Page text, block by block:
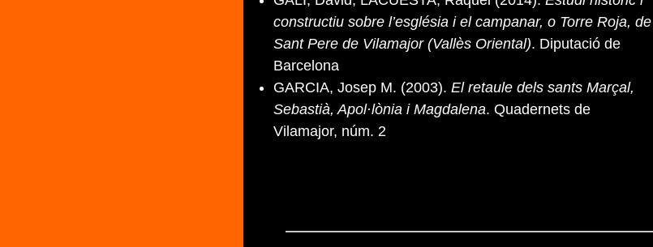
constructiu sobre l’església i el campanar, o Torre Roja, de
Sant Pere de Vilamajor (Vallès Oriental). Diputació de
Barcelona
GARCIA, Josep M. (2003). El retaule dels sants Marçal,
Sebastià, Apol·lònia i Magdalena. Quadernets de
Vilamajor, núm. 2